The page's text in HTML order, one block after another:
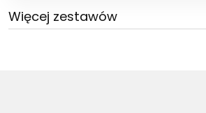
Więcej zestawów